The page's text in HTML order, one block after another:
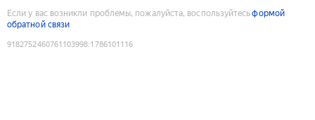
Если у вас возникли проблемы, пожалуйста, воспользуйтесьформой
обратной связи
9182752460761103998:1786101116